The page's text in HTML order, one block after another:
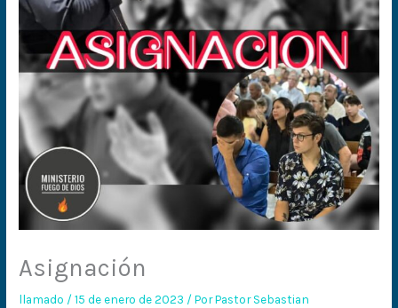
Asignación
llamado /15 de enero de 2023 / PorPastor Sebastian